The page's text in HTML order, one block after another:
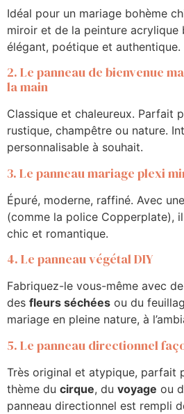
Idéal pour un mariage bohème
miroir et de la peinture acrylique
élégant, poétique et authentique.
2. Le panneau de bienvenue
la main
Classique et chaleureux. Parfait
rustique, champêtre ou nature.
personnalisable à souhait.
3. Le panneau mariage plexi
Épuré, moderne, raffiné. Avec
(comme la police Copperplate),
chic et romantique.
4. Le panneau végétal DIY
Fabriquez-le vous-même avec
des fleurs séchées ou du
mariage en pleine nature, à
5. Le panneau directionnel
Très original et atypique, parfait
thème du cirque, du voyage ou
panneau directionnel est rempli